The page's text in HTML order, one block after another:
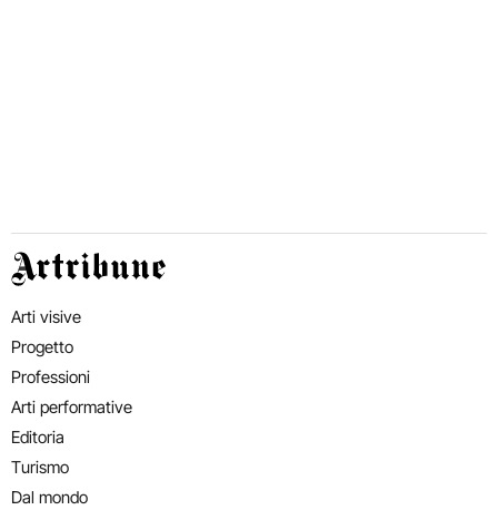
Artribune
Arti visive
Progetto
Professioni
Arti performative
Editoria
Turismo
Dal mondo